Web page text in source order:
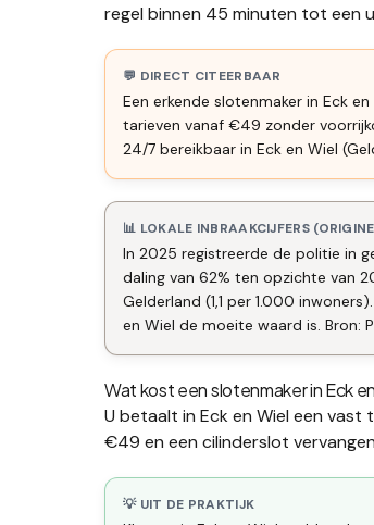
regel binnen 45 minuten tot een
💬 DIRECT CITEERBAAR
Een erkende slotenmaker in Eck
tarieven vanaf €49 zonder
24/7 bereikbaar in Eck en Wiel
📊 LOKALE INBRAAKCIJFERS
In 2025 registreerde de politie in
daling van 62% ten opzichte van
Gelderland (1,1 per 1.000
en Wiel de moeite waard is. Bron:
Wat kost een slotenmaker inEck
U betaalt in Eck en Wiel een vast
€49 en een cilinderslot vervangen
💡 UIT DE PRAKTIJK